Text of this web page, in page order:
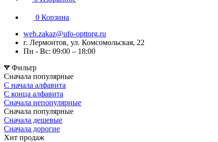
0 Корзина
web.zakaz@ufo-opttorg.ru
г. Лермонтов, ул. Комсомольская, 22
Пн - Вс: 09:00 – 18:00
Фильтр
Сначала популярные
С начала алфавита
С конца алфавита
Сначала непопулярные
Сначала популярные
Сначала дешевые
Сначала дорогие
Хит продаж